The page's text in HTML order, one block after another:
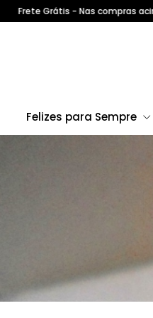
acima de R$ 800,00
Felizes para Sempre